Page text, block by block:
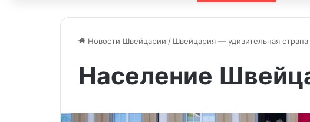
Новости Швейцарии / Швейцария — удивительная страна
Население